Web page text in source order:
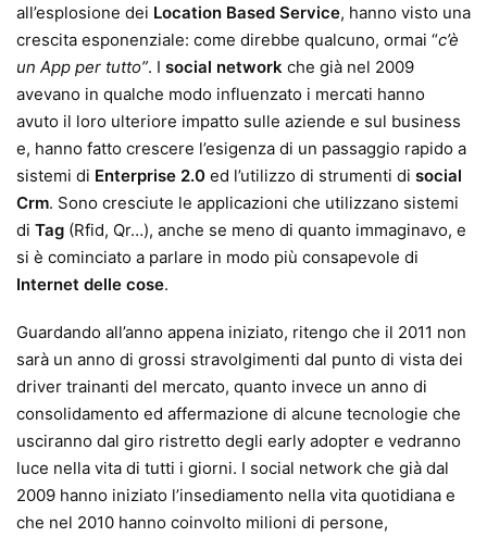
all’esplosione dei Location Based Service, hanno visto una
crescita esponenziale: come direbbe qualcuno, ormai “c’è
un App per tutto”. I social network che già nel 2009
avevano in qualche modo influenzato i mercati hanno
avuto il loro ulteriore impatto sulle aziende e sul business
e, hanno fatto crescere l’esigenza di un passaggio rapido a
sistemi di Enterprise 2.0 ed l’utilizzo di strumenti di social
Crm. Sono cresciute le applicazioni che utilizzano sistemi
di Tag (Rfid, Qr…), anche se meno di quanto immaginavo, e
si è cominciato a parlare in modo più consapevole di
Internet delle cose.
Guardando all’anno appena iniziato, ritengo che il 2011 non
sarà un anno di grossi stravolgimenti dal punto di vista dei
driver trainanti del mercato, quanto invece un anno di
consolidamento ed affermazione di alcune tecnologie che
usciranno dal giro ristretto degli early adopter e vedranno
luce nella vita di tutti i giorni. I social network che già dal
2009 hanno iniziato l’insediamento nella vita quotidiana e
che nel 2010 hanno coinvolto milioni di persone,